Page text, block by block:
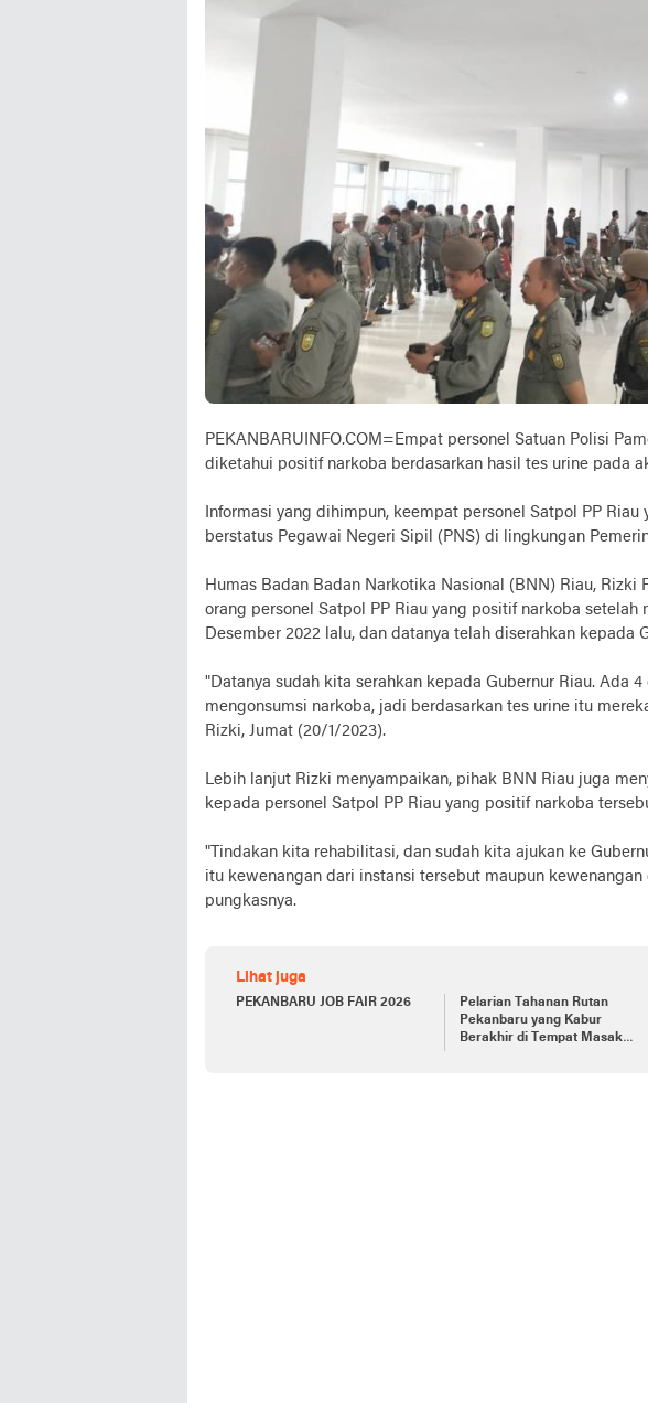
PEKANBARUINFO.COM=Empat personel Satuan Polisi
diketahui positif narkoba berdasarkan hasil tes urine pada
Informasi yang dihimpun, keempat personel Satpol PP
berstatus Pegawai Negeri Sipil (PNS) di lingkungan
Humas Badan Badan Narkotika Nasional (BNN) Riau, Rizki
orang personel Satpol PP Riau yang positif narkoba setelah
Desember 2022 lalu, dan datanya telah diserahkan kepada
"Datanya sudah kita serahkan kepada Gubernur Riau. Ada
mengonsumsi narkoba, jadi berdasarkan tes urine itu
Rizki, Jumat (20/1/2023).
Lebih lanjut Rizki menyampaikan, pihak BNN Riau juga
kepada personel Satpol PP Riau yang positif narkoba
"Tindakan kita rehabilitasi, dan sudah kita ajukan ke
itu kewenangan dari instansi tersebut maupun kewenangan
pungkasnya.
Lihat juga
PEKANBARU JOB FAIR 2026
Pelarian Tahanan Rutan
Pekanbaru yang Kabur
Berakhir di Tempat Masak